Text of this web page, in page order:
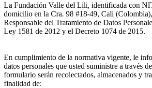
La Fundación Valle del Lili, identificada con
domicilio en la Cra. 98 #18-49, Cali
Responsable del Tratamiento de Datos
Ley 1581 de 2012 y el Decreto 1074 de 2015.
En cumplimiento de la normativa vigente, le
datos personales que usted suministre a través
formulario serán recolectados, almacenados y
finalidad de: